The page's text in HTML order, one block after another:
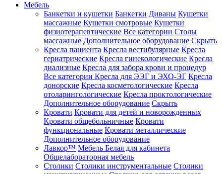
Мебель
Банкетки и кушетки Банкетки Диваны Кушетки
массажные Кушетки смотровые Кушетки
физиотерапевтические Все категории Столы
массажные Дополнительное оборудование Скрыть
Кресла пациента Кресла вестибулярные Кресла
гериатрические Кресла гинекологические Кресла
диализные Кресла для забора крови и процедур
Все категории Кресла для ЭЭГ и ЭХО-ЭГ Кресла
донорские Кресла косметологические Кресла
отоларингологические Кресла проктологические
Дополнительное оборудование Скрыть
Кровати Кровати для детей и новорожденных
Кровати общебольничные Кровати
функциональные Кровати металлические
Дополнительное оборудование
Лавкор™ Мебель Белая для кабинета
Общелабораторная мебель
Столики Столики инструментальные Столики